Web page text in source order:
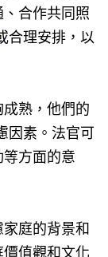
合作共同照
合理安排，以
熟，他們的
因素。法官可
方面的意
庭的背景和
值觀和文化